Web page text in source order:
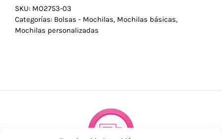
SKU: MO2753-03
Categorías: Bolsas - Mochilas, Mochilas básicas,
Mochilas personalizadas